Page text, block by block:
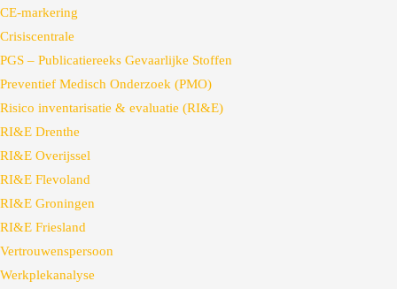
CE-markering
Crisiscentrale
PGS – Publicatiereeks Gevaarlijke Stoffen
Preventief Medisch Onderzoek (PMO)
Risico inventarisatie & evaluatie (RI&E)
RI&E Drenthe
RI&E Overijssel
RI&E Flevoland
RI&E Groningen
RI&E Friesland
Vertrouwenspersoon
Werkplekanalyse